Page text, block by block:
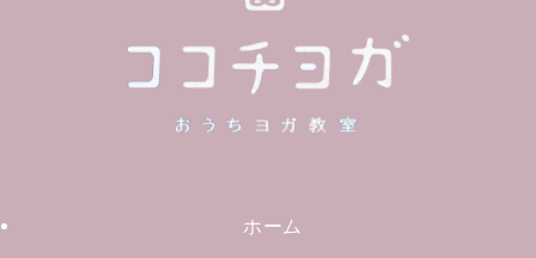
ホーム